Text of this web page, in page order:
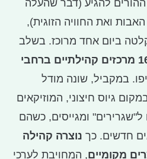
להגיע (דבר שהעלה
ואת החוויה הזוגית),
ביום אחד מרוכז. בשלב
הפרויקט התרחב ל-16 מרכזים קהילתיים ברחבי
במקביל, שונה מודל
גיוס חיצוני, המוזיקאים
ומגייסים, כשהם
חדשים. כך נוצרה קהילה
מקומיים, המחויבת לערכי